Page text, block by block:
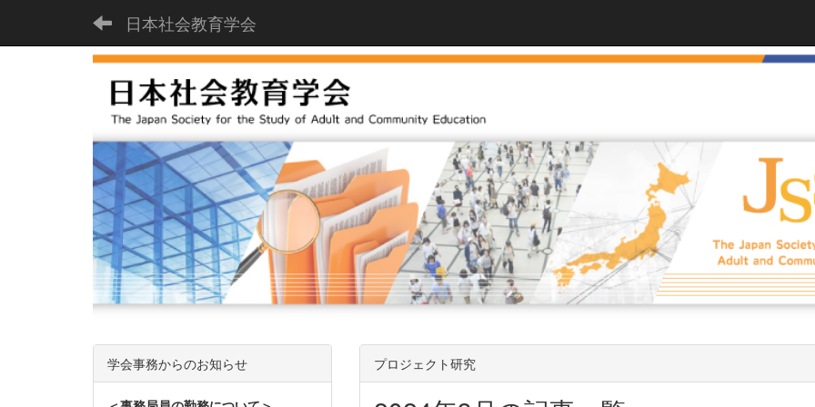
日本社会教育学会
プロジェクト研究
学会事務からのお知らせ